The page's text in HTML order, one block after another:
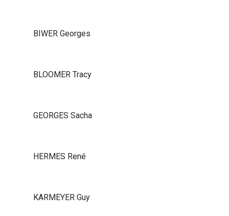
BIWER Georges
BLOOMER Tracy
GEORGES Sacha
HERMES René
KARMEYER Guy